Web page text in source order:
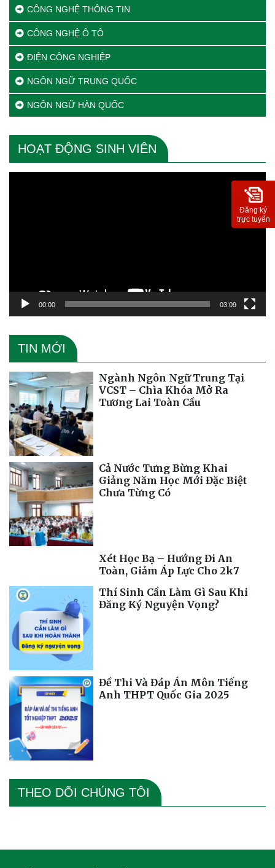
CÔNG NGHỆ THÔNG TIN
CÔNG NGHỆ Ô TÔ
ĐIỆN CÔNG NGHIỆP
NGÔN NGỮ TRUNG QUỐC
NGÔN NGỮ HÀN QUỐC
HOẠT ĐỘNG SINH VIÊN
00:00 03:09
TIN MỚI
Ngành Ngôn Ngữ Trung Tại
VCST – Chìa Khóa Mở Ra
Tương Lai Toàn Cầu
Cả Nước Tưng Bừng Khai
Giảng Năm Học Mới Đặc Biệt
Chưa Từng Có
Xét Học Bạ – Hướng Đi An
Toàn, Giảm Áp Lực Cho 2k7
Thí Sinh Cần Làm Gì Sau Khi
Đăng Ký Nguyện Vọng?
Đề Thi Và Đáp Án Môn Tiếng
Anh THPT Quốc Gia 2025
THEO DÕI CHÚNG TÔI
Đăng ký
trực tuyến